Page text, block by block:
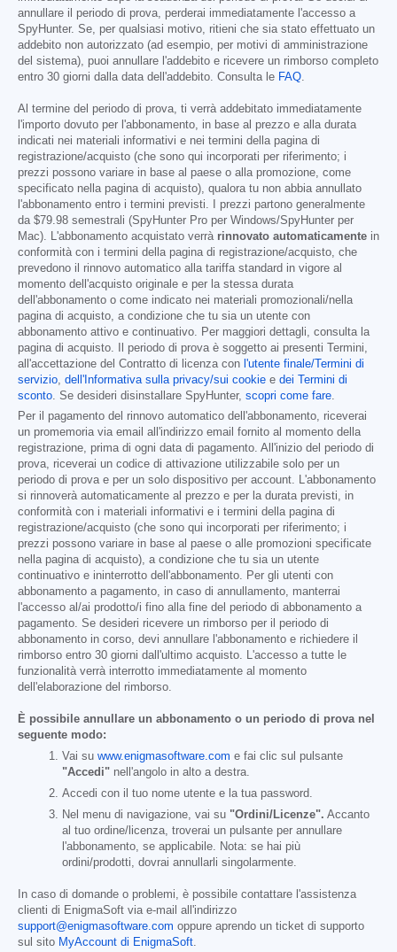
annullare il periodo di prova, perderai immediatamente l'accesso a
SpyHunter. Se, per qualsiasi motivo, ritieni che sia stato effettuato un
addebito non autorizzato (ad esempio, per motivi di amministrazione
del sistema), puoi annullare l'addebito e ricevere un rimborso completo
entro 30 giorni dalla data dell'addebito. Consulta le FAQ
Al termine del periodo di prova, ti verrà addebitato immediatamente
l'importo dovuto per l'abbonamento, in base al prezzo e alla durata
indicati nei materiali informativi e nei termini della pagina di
registrazione/acquisto (che sono qui incorporati per riferimento; i
prezzi possono variare in base al paese o alla promozione, come
specificato nella pagina di acquisto), qualora tu non abbia annullato
l'abbonamento entro i termini previsti. I prezzi partono generalmente
da $79.98 semestrali (SpyHunter Pro per Windows/SpyHunter per
Mac). L'abbonamento acquistato verrà rinnovato automaticamente in
conformità con i termini della pagina di registrazione/acquisto, che
prevedono il rinnovo automatico alla tariffa standard in vigore al
momento dell'acquisto originale e per la stessa durata
dell'abbonamento o come indicato nei materiali promozionali/nella
pagina di acquisto, a condizione che tu sia un utente con
abbonamento attivo e continuativo. Per maggiori dettagli, consulta la
pagina di acquisto. Il periodo di prova è soggetto ai presenti Termini,
all'accettazione del Contratto di licenza con l'utente finale/Termini di
servizio dell'Informativa sulla privacy/sui cookie e dei Termini di
sconto . Se desideri disinstallare SpyHunter, scopri come fare
Per il pagamento del rinnovo automatico dell'abbonamento, riceverai
un promemoria via email all'indirizzo email fornito al momento della
registrazione, prima di ogni data di pagamento. All'inizio del periodo di
prova, riceverai un codice di attivazione utilizzabile solo per un
periodo di prova e per un solo dispositivo per account. L'abbonamento
si rinnoverà automaticamente al prezzo e per la durata previsti, in
conformità con i materiali informativi e i termini della pagina di
registrazione/acquisto (che sono qui incorporati per riferimento; i
prezzi possono variare in base al paese o alle promozioni specificate
nella pagina di acquisto), a condizione che tu sia un utente
continuativo e ininterrotto dell'abbonamento. Per gli utenti con
abbonamento a pagamento, in caso di annullamento, manterrai
l'accesso al/ai prodotto/i fino alla fine del periodo di abbonamento a
pagamento. Se desideri ricevere un rimborso per il periodo di
abbonamento in corso, devi annullare l'abbonamento e richiedere il
rimborso entro 30 giorni dall'ultimo acquisto. L'accesso a tutte le
funzionalità verrà interrotto immediatamente al momento
dell'elaborazione del rimborso.
È possibile annullare un abbonamento o un periodo di prova nel
seguente modo:
Vai su www.enigmasoftware.com e fai clic sul pulsante
"Accedi" nell'angolo in alto a destra.
Accedi con il tuo nome utente e la tua password.
Nel menu di navigazione, vai su "Ordini/Licenze". Accanto
al tuo ordine/licenza, troverai un pulsante per annullare
l'abbonamento, se applicabile. Nota: se hai più
ordini/prodotti, dovrai annullarli singolarmente.
In caso di domande o problemi, è possibile contattare l'assistenza
clienti di EnigmaSoft via e-mail all'indirizzo
support@enigmasoftware.com oppure aprendo un ticket di supporto
sul sito MyAccount di EnigmaSoft.